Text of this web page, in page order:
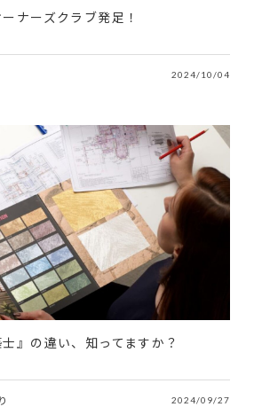
ナーズクラブ発足！
2024/10/04
』の違い、知ってますか？
2024/09/27